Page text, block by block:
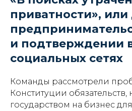
приватности»,
и подтверждении
социальных сетях
Команды рассмотрели
Конституции
государством на бизнес